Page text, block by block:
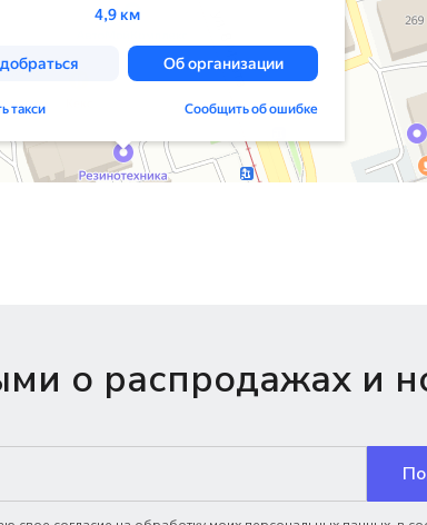
о распродажах и